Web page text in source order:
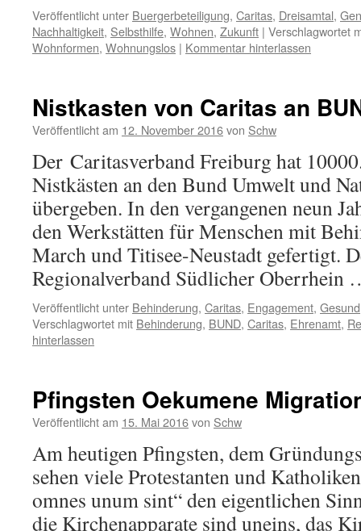
Veröffentlicht unter Buergerbeteiligung, Caritas, Dreisamtal,
Nachhaltigkeit, Selbsthilfe, Wohnen, Zukunft | Verschlagwortet
Wohnformen, Wohnungslos | Kommentar hinterlassen
Nistkasten von Caritas an
Veröffentlicht am 12. November 2016von Schw
Der Caritasverband Freiburg hat
Nistkästen an den Bund Umwelt und
übergeben. In den vergangenen neun
den Werkstätten für Menschen mit
March und Titisee-Neustadt gefertigt.
Regionalverband Südlicher
Veröffentlicht unter Behinderung, Caritas, Engagement, Gesund
Verschlagwortet mit Behinderung, BUND, Caritas, Ehrenamt,
hinterlassen
Pfingsten Oekumene
Veröffentlicht am 15. Mai 2016von Schw
Am heutigen Pfingsten, dem
sehen viele Protestanten und
omnes unum sint“ den eigentlichen
die Kirchenapparate sind uneins, das